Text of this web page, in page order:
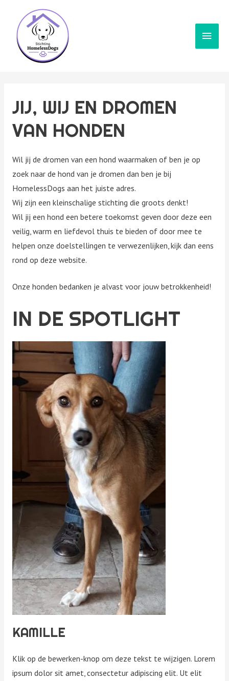
JIJ, WIJ EN DROMEN
VAN HONDEN
Wil jij de dromen van een hond waarmaken of ben je op
zoek naar de hond van je dromen dan ben je bij
HomelessDogs aan het juiste adres.
Wij zijn een kleinschalige stichting die groots denkt!
Wil jij een hond een betere toekomst geven door deze een
veilig, warm en liefdevol thuis te bieden of door mee te
helpen onze doelstellingen te verwezenlijken, kijk dan eens
rond op deze website.
Onze honden bedanken je alvast voor jouw betrokkenheid!
IN DE SPOTLIGHT
KAMILLE
Klik op de bewerken-knop om deze tekst te wijzigen. Lorem
ipsum dolor sit amet, consectetur adipiscing elit. Ut elit